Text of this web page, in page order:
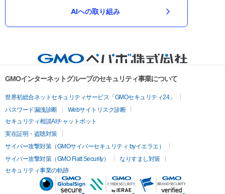
AIへの取り組み
GMOインターネットグループのセキュリティ事業について
世界初総合ネットセキュリティサービス「GMOセキュリティ24」
パスワード漏洩診断
Webサイトリスク診断
セキュリティ相談AIチャットボット
実在証明・盗聴対策
サイバー攻撃対策（GMOサイバーセキュリティ byイエラエ）
サイバー攻撃対策（GMO Flatt Security）
なりすまし対策
セキュリティ事業の軌跡